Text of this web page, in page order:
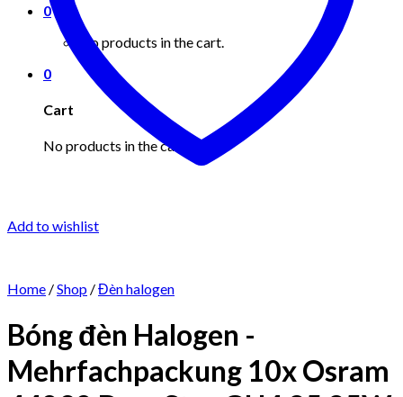
0
No products in the cart.
0
Cart
No products in the cart.
Add to wishlist
Home /Shop /Đèn halogen
Bóng đèn Halogen -
Mehrfachpackung 10x Osram